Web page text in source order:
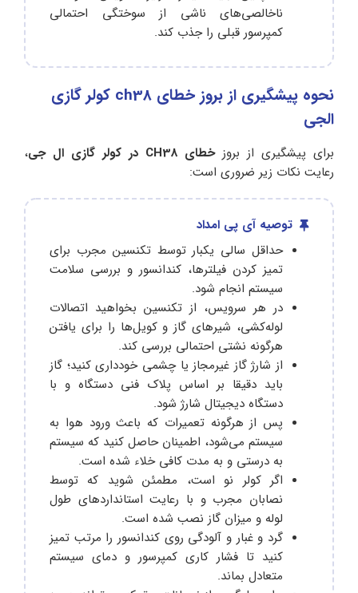
ناخالصی‌های ناشی از سوختگی احتمالی
کمپرسور قبلی را جذب کند.
نحوه پیشگیری از بروز خطای ch38 کولر گازی
الجی
برای پیشگیری از بروزخطای CH38 در کولر گازی ال جی
،
رعایت نکات زیر ضروری است:
توصیه آی پی امداد
حداقل سالی یکبار توسط تکنسین مجرب برای
تمیز کردن فیلترها، کندانسور و بررسی سلامت
سیستم انجام شود.
در هر سرویس، از تکنسین بخواهید اتصالات
لوله‌کشی، شیرهای گاز و کویل‌ها را برای یافتن
هرگونه نشتی احتمالی بررسی کند.
از شارژ گاز غیرمجاز یا چشمی خودداری کنید؛ گاز
باید دقیقا بر اساس پلاک فنی دستگاه و با
دستگاه دیجیتال شارژ شود.
پس از هرگونه تعمیرات که باعث ورود هوا به
سیستم می‌شود، اطمینان حاصل کنید که سیستم
به درستی و به مدت کافی خلاء شده است.
اگر کولر نو است، مطمئن شوید که توسط
نصابان مجرب و با رعایت استانداردهای طول
لوله و میزان گاز نصب شده است.
گرد و غبار و آلودگی روی کندانسور را مرتب تمیز
کنید تا فشار کاری کمپرسور و دمای سیستم
متعادل بماند.